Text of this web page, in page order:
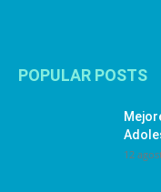
POPULAR POSTS
12